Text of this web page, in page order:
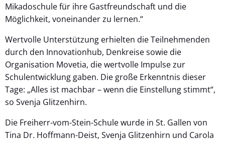
Mikadoschule für ihre Gastfreundschaft und die
Möglichkeit, voneinander zu lernen.“
Wertvolle Unterstützung erhielten die Teilnehmenden
durch den Innovationhub, Denkreise sowie die
Organisation Movetia, die wertvolle Impulse zur
Schulentwicklung gaben. Die große Erkenntnis dieser
Tage: „Alles ist machbar – wenn die Einstellung stimmt“,
so Svenja Glitzenhirn.
Die Freiherr-vom-Stein-Schule wurde in St. Gallen von
Tina Dr. Hoffmann-Deist, Svenja Glitzenhirn und Carola